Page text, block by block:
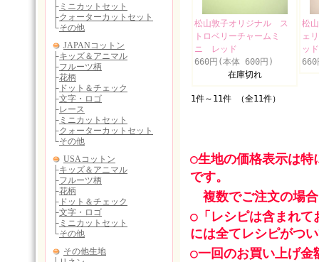
松山敦子オリジナル ス
トロベリーチャームミ
ニ レッド
660円(本体 600円)
在庫切れ
松
ェ
ッド
1件～11件 （全11件）
○生地の価格表示は特
です。
複数でご注文の場
○「レシピは含まれて
には全てレシピがつ
○一回のお買い上げ